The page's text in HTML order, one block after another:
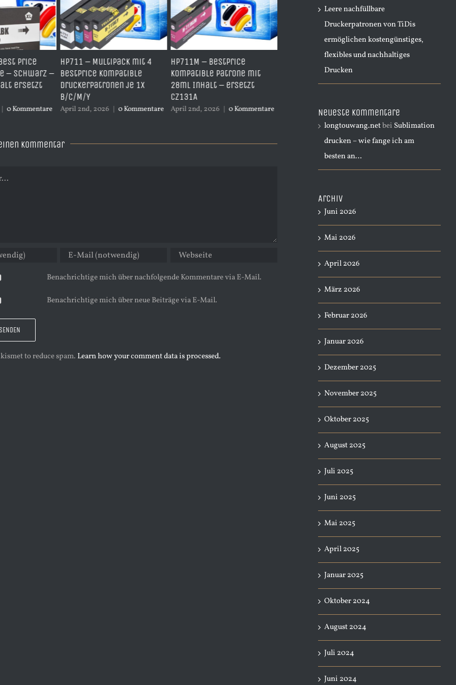
– Multipack mit 4
kompatible
je 1x
2026 | 0 Kommentare
HP711M – BestPrice
kompatible Patrone mit
28ml Inhalt – ersetzt
CZ131A
April 2nd, 2026 | 0 Kommentare
HP711Y – BestPrice
Kompatible Patrone Yellow
mit 28ml Inhalt – ersetzt
April 2nd, 2026 | 0 Kommentare
Starterpaket – Komplettset
für große Drucke inkl.
Start014
April 12th, 2026 0 Kommentare
mit
Kommentar
Benachrichtige mich über nachfolgende Kommentare via E-Mail.
Benachrichtige mich über neue Beiträge via E-Mail.
to reduce spam. Learn how your comment data is processed.
Leere nachfüllbare
Druckerpatronen von TiDis
ermöglichen kostengünstiges,
flexibles und nachhaltiges
Drucken
Neueste Kommentare
longtouwang.netbei Sublimation
drucken – wie fange ich am
besten an…
Archiv
Juni 2026
Mai 2026
April 2026
März 2026
Februar 2026
Januar 2026
Dezember 2025
November 2025
Oktober 2025
August 2025
Juli 2025
Juni 2025
Mai 2025
April 2025
Januar 2025
Oktober 2024
August 2024
Juli 2024
Juni 2024